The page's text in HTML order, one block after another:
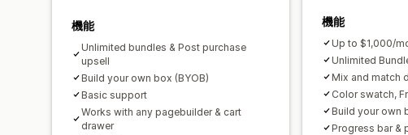
機能
Unlimited bundles & Post purchase
upsell
Build your own box (BYOB)
Basic support
Works with any pagebuilder & cart
drawer
機能
Up to $1,000/
Unlimited
Mix and match
Color swatch,
Build your own
Progress bar &